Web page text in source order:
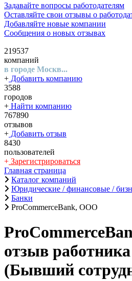
Задавайте вопросы работодателям
Оставляйте свои отзывы о
Добавляйте новые компании
Сообщения о новых отзывах
219537
компаний
в городе Москв...
+ Добавить компанию
3588
городов
+ Найти компанию
767890
отзывов
+ Добавить отзыв
8430
пользователей
+ Зарегистрироваться
Главная страница
Каталог компаний
Юридические / финансовые /
Банки
ProCommerceBank, ООО
отзыв
(Бывший